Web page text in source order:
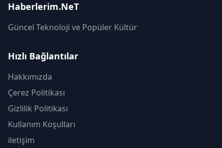
Haberlerim.NeT
Güncel Teknoloji ve Popüler Kültür
Hızlı Bağlantılar
Hakkımızda
Çerez Politikası
Gizlilik Politikası
Kullanım Koşulları
iletişim